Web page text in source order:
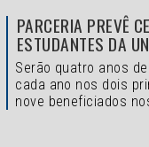
PARCERIA PREVÊ
ESTUDANTES DA
Serão quatro anos
cada ano nos dois
nove beneficiados